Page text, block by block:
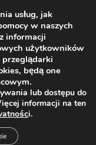
usług, jak
w naszych
informacji
użytkowników
przeglądarki
będą one
lub dostępu do
informacji na ten
i.